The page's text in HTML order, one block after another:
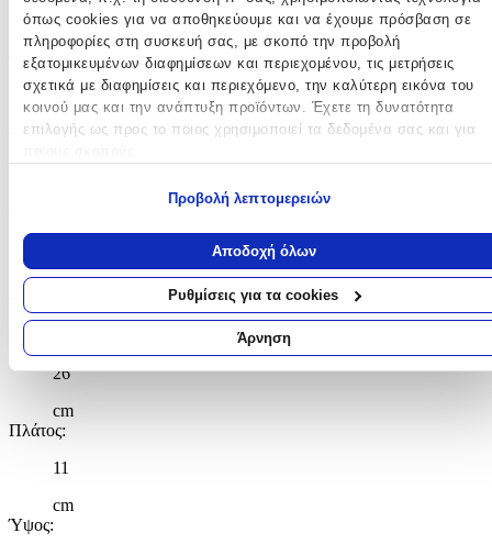
όπως cookies για να αποθηκεύουμε και να έχουμε πρόσβαση σε
πληροφορίες στη συσκευή σας, με σκοπό την προβολή
εξατομικευμένων διαφημίσεων και περιεχομένου, τις μετρήσεις
σχετικά με διαφημίσεις και περιεχόμενο, την καλύτερη εικόνα του
κοινού μας και την ανάπτυξη προϊόντων. Έχετε τη δυνατότητα
επιλογής ως προς το ποιος χρησιμοποιεί τα δεδομένα σας και για
Εάν μας επιτρέπετε, θα θέλαμε επίσης:
τοποθεσία, οι οποίες μπορεί να είναι ακριβείς σε απόσταση
Να αναγνωρίσουμε τη συσκευή σας σαρώνοντας ενεργά για
συγκεκριμένα χαρακτηριστικά (δακτυλικό αποτύπωμα)
Μάθετε περισσότερα σχετικά με τον τρόπο επεξεργασίας των
προσωπικών σας δεδομένων και καθορίστε τις προτιμήσεις σας
ενότητα “Λεπτομέρειες”
Χρησιμοποιούμε cookies ώστε η τοποθεσία μας να λειτουργεί
να εξατομικεύουμε περιεχόμενο και διαφημίσεις, να παρέχουμε
κυκλοφορία μας. Εμείς και οι 1022 συνεργάτες μας
προσωπικά σας δεδομένα, π.χ. τη διεύθυνση IP σας,
Προβολή λεπτομερειών
Αποδοχή όλων
Ρυθμίσεις για τα cookies
Άρνηση
Αγόρι
Τύπος:
Πλάτης
Τάξη:
Διαστάσεις
26
cm
Πλάτος:
11
cm
Ύψος: